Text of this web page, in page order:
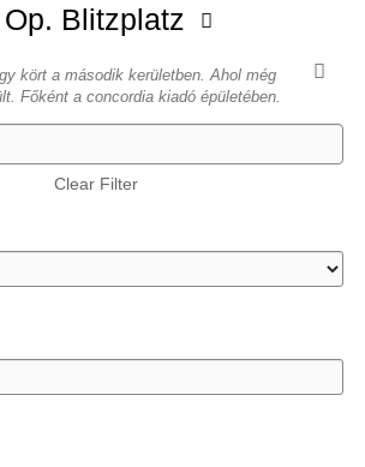
Blitzplatz
kört a második kerületben. Ahol még
Főként a concordia kiadó épületében.
Clear Filter